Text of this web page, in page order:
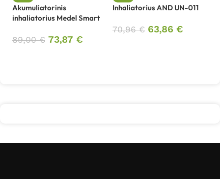
Akumuliatorinis
inhaliatorius Medel Smart
89,00€ 73,87 €
Inhaliatorius AND UN-011
70,96€ 63,86 €